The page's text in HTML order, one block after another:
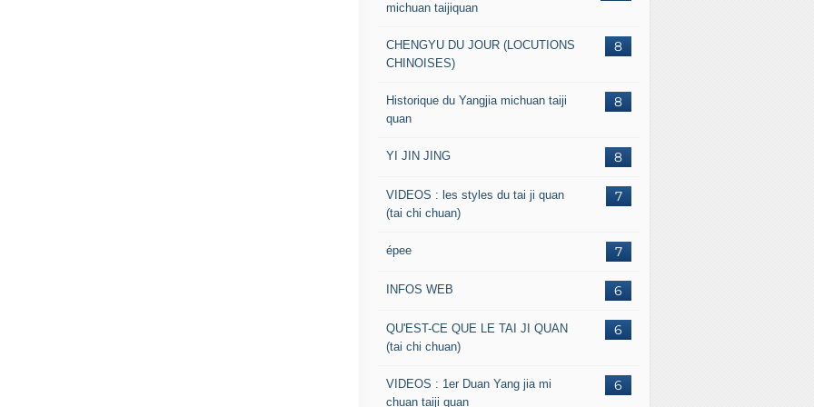
michuan taijiquan
8
CHENGYU DU JOUR (LOCUTIONS
CHINOISES)
8
Historique du Yangjia michuan taiji
quan
8
YI JIN JING
7
VIDEOS : les styles du tai ji quan
(tai chi chuan)
7
épee
6
INFOS WEB
6
QU'EST-CE QUE LE TAI JI QUAN
(tai chi chuan)
6
VIDEOS : 1er Duan Yang jia mi
chuan taiji quan